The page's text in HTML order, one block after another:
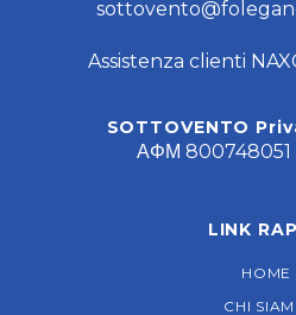
Assistenza clienti
SOTTOVENTO
ΑΦΜ 800748051
LINK
HOME
CHI